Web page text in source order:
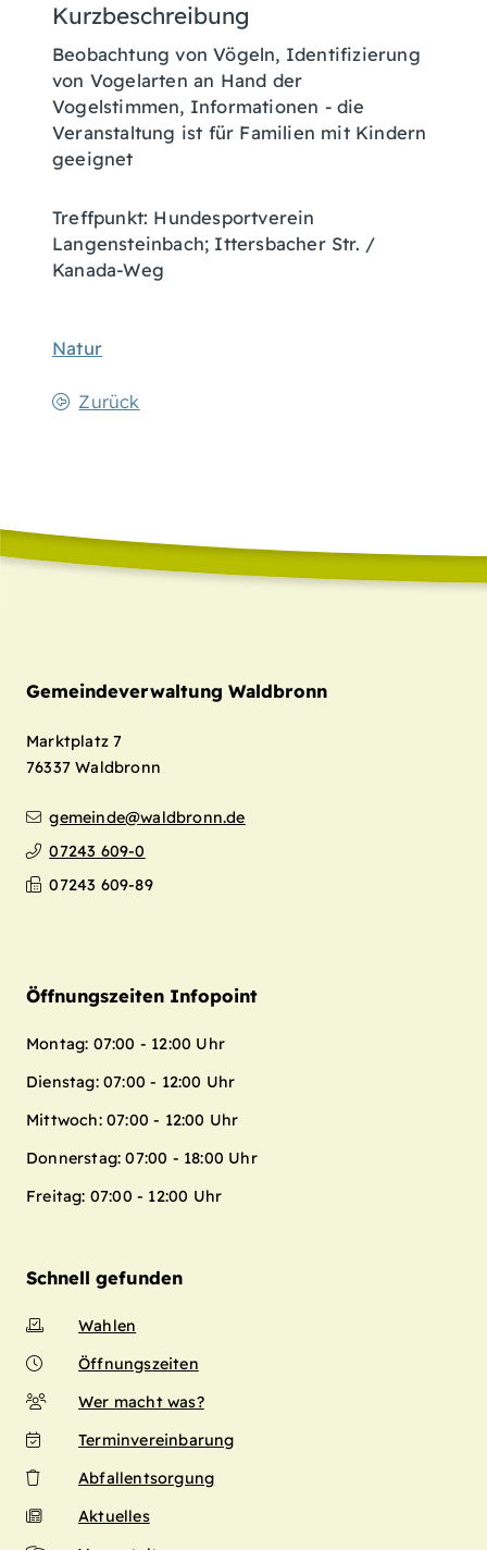
Kurzbeschreibung
Beobachtung von Vögeln, Identifizierung
von Vogelarten an Hand der
Vogelstimmen, Informationen - die
Veranstaltung ist für Familien mit Kindern
geeignet
Treffpunkt: Hundesportverein
Langensteinbach; Ittersbacher Str. /
Kanada-Weg
Natur
Zurück
Gemeindeverwaltung Waldbronn
Marktplatz 7
76337 Waldbronn
gemeinde@waldbronn.de
07243 609-0
07243 609-89
Öffnungszeiten Infopoint
Montag: 07:00 - 12:00 Uhr
Dienstag: 07:00 - 12:00 Uhr
Mittwoch: 07:00 - 12:00 Uhr
Donnerstag: 07:00 - 18:00 Uhr
Freitag: 07:00 - 12:00 Uhr
Schnell gefunden
Wahlen
Öffnungszeiten
Wer macht was?
Terminvereinbarung
Abfallentsorgung
Aktuelles